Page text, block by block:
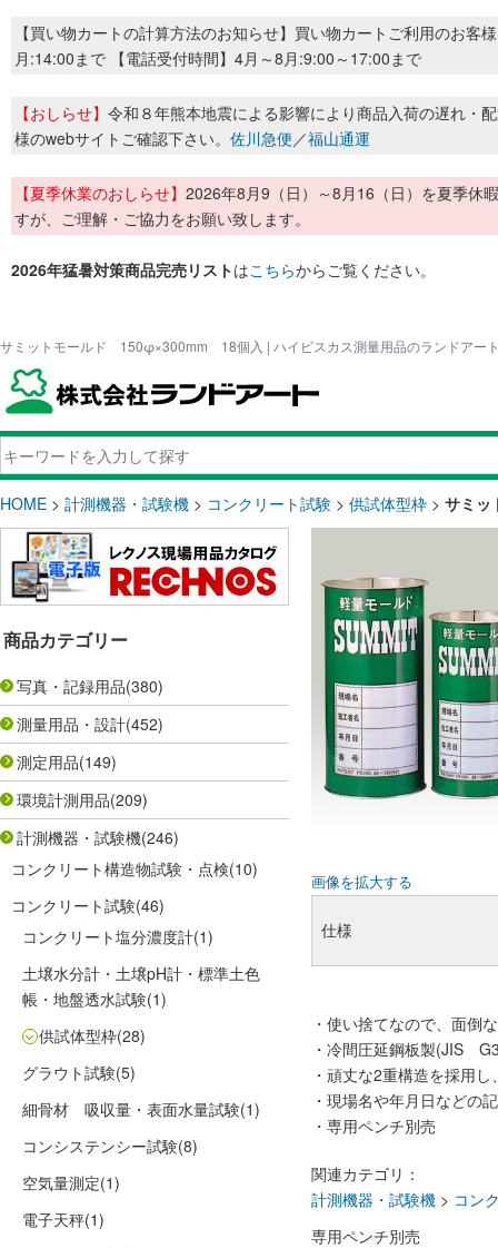
【買い物カートの計算方法のお知らせ】買い物カートご利用のお客
月:14:00まで 【電話受付時間】4月～8月:9:00～17:00まで
【おしらせ】 令和８年熊本地震による影響により商品入荷の遅れ・
様のwebサイトご確認下さい。 佐川急便／福山通運
【夏季休業のおしらせ】 2026年8月9（日）～8月16（日）を夏季休
すが、ご理解・ご協力をお願い致します。
2026年猛暑対策商品完売リストはこちらからご覧ください。
サミットモールド 150φ×300mm 18個入 | ハイビスカス測量用品のランドアー
HOME > 計測機器・試験機 > コンクリート試験 > 供試体型枠 > サミ
商品カテゴリー
写真・記録用品(380)
測量用品・設計(452)
測定用品(149)
環境計測用品(209)
計測機器・試験機(246)
コンクリート構造物試験・点検(10)
コンクリート試験(46)
コンクリート塩分濃度計(1)
土壌水分計・土壌pH計・標準土色
帳・地盤透水試験(1)
供試体型枠(28)
グラウト試験(5)
細骨材 吸収量・表面水量試験(1)
コンシステンシー試験(8)
空気量測定(1)
電子天秤(1)
画像を拡大する
仕様
・使い捨てなので、面倒
・冷間圧延鋼板製(JIS
・頑丈な2重構造を採用
・現場名や年月日などの
・専用ペンチ別売
関連カテゴリ：
計測機器・試験機 > コン
専用ペンチ別売